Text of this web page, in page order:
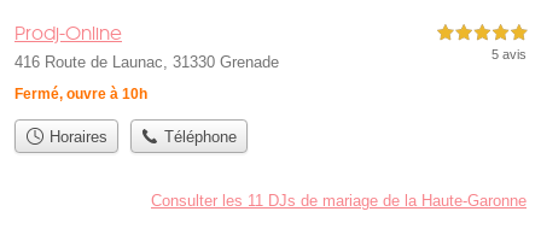
Prodj-Online
416 Route de Launac, 31330 Grenade
Fermé, ouvre à 10h
5,0 étoiles sur 5
5 avis
Horaires Téléphone
Consulter les 11 DJs de mariage de la Haute-Garonne